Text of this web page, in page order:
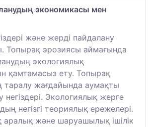
экономикасы мен
және жерді пайдалану
Топырақ эрозиясы аймағында
экологиялық
қамтамасыз ету. Топырақ
таралу жағдайында аумақты
Экологиялық жерге
негізгі теориялық ережелері.
және шаруашылық ішілік